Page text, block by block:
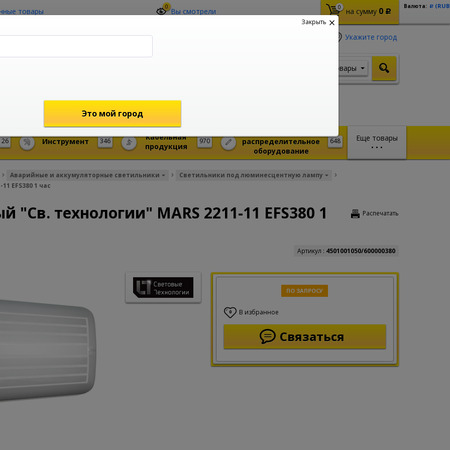
товары 0 Вы смотрели 0 на сумму 0 Р
Валюта: Р
Укажите город
shop@mireks.ru
Товары
Еще товары
• • •
26 346
Инструмент 970
Кабельная
продукция
648
распределительное
оборудование
Аварийные и аккумуляторные светильники
Светильники под люминесцентную лампу
EFS380 1 час
Распечатать
технологии" MARS 2211-11 EFS380 1
Артикул : 4501001050/600000380
ПО ЗАПРОСУ
0 В избранное
Связаться
Закрыть
Это мой город